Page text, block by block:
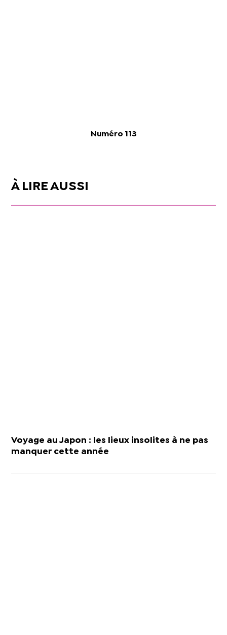
Numéro 113
À LIRE AUSSI
Voyage au Japon : les lieux insolites à ne pas
manquer cette année